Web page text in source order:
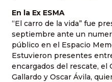
En la Ex ESMA
“El carro de la vida” fue
septiembre ante un
público en el Espacio
Estuvieron presentes
encargados del rescate, el
Gallardo y Oscar Ávila,